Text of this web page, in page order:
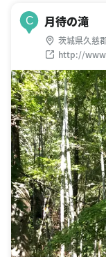
C 月待の滝
茨城県久慈
http://